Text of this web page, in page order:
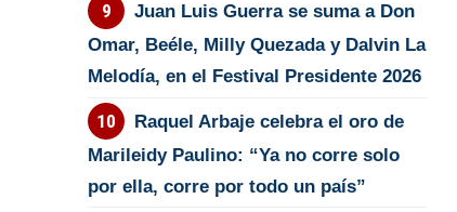
Juan Luis Guerra se suma a Don
Omar, Beéle, Milly Quezada y Dalvin La
Melodía, en el Festival Presidente 2026
Raquel Arbaje celebra el oro de
Marileidy Paulino: “Ya no corre solo
por ella, corre por todo un país”